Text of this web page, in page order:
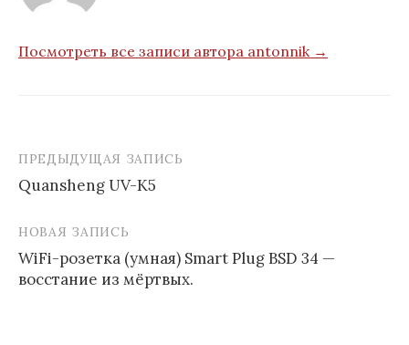
Посмотреть все записи автора antonnik →
Навигация
по
записям
ПРЕДЫДУЩАЯ ЗАПИСЬ
Quansheng UV-K5
НОВАЯ ЗАПИСЬ
WiFi-розетка (умная) Smart Plug BSD 34 —
восстание из мёртвых.